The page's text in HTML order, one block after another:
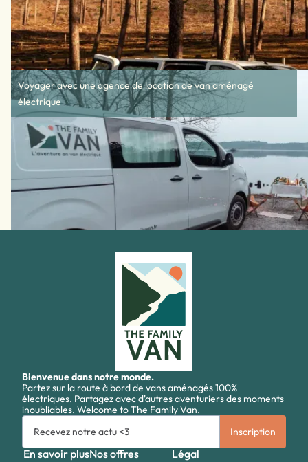
Voyager avec une agence de location de van aménagé
électrique
Bienvenue dans notre monde.
Partez sur la route à bord de vans aménagés 100%
électriques. Partagez avec d'autres aventuriers des moments
inoubliables. Welcome to The Family Van.
En savoir plusNos offres Légal